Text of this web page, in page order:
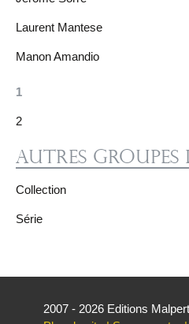
Laurent Mantese
Manon Amandio
1
2
Autres groupes
Collection
Série
2007 - 2026 Editions